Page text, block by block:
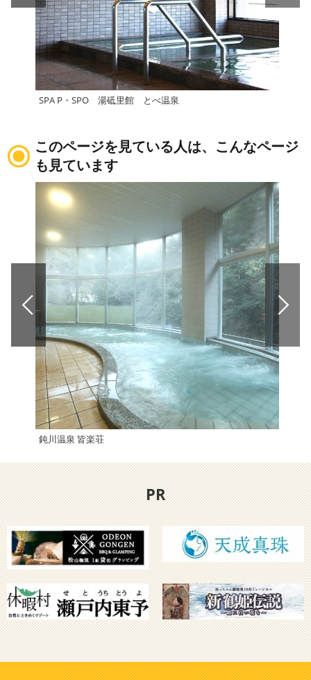
SPA P・SPO 湯砥里館 とべ温泉
このページを見ている人は、こんなページ
も見ています
鈍川温泉 皆楽荘
PR